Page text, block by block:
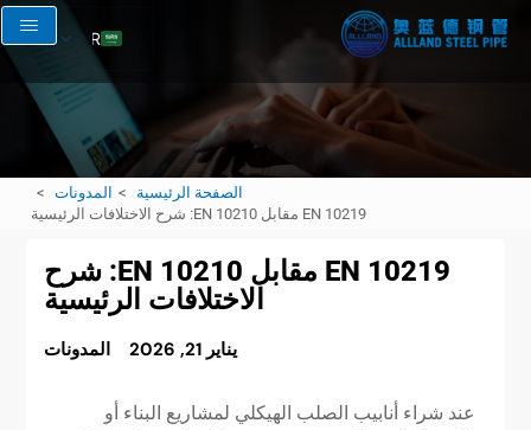
AR
EN
FR
ES
الصفحة الرئيسية
المدونات
EN 10219 مقابل EN 10210: شرح الاختلافات الرئيسية
EN 10219 مقابل EN 10210: شرح
الاختلافات الرئيسية
يناير 21, 2026 المدونات
عند شراء أنابيب الصلب الهيكلي لمشاريع البناء أو